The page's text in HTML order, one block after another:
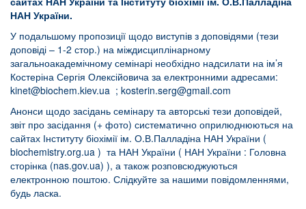
НАН України.
У подальшому пропозиції щодо виступів з доповідями (тези
доповіді – 1-2 стор.) на міждисциплінарному
загальноакадемічному семінарі необхідно надсилати на ім’я
Костеріна Сергія Олексійовича за електронними адресами:
kinet@biochem.kiev.ua ; kosterin.serg@gmail.com
Анонси щодо засідань семінару та авторські тези доповідей,
звіт про засідання (+ фото) систематично оприлюднюються на
сайтах Інституту біохімії ім. О.В.Палладіна НАН України (
biochemistry.org.ua ) та НАН України ( НАН України : Головна
сторінка (nas.gov.ua) ), а також розповсюджуються
електронною поштою. Слідкуйте за нашими повідомленнями,
будь ласка.